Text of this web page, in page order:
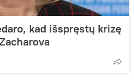
kad išspręstų krizę